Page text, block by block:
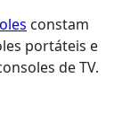
constam
portáteis e
de TV.